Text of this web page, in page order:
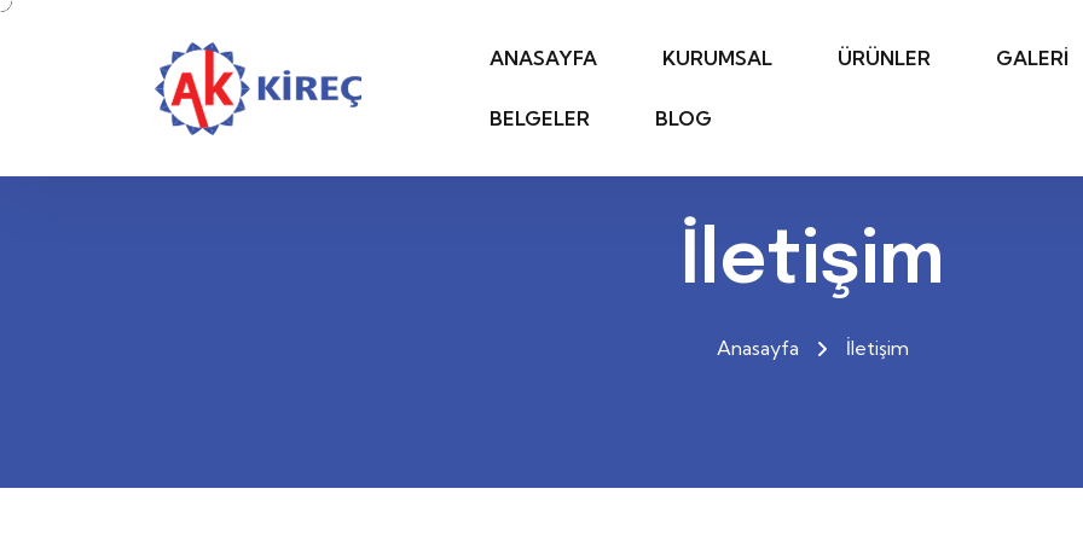
ANASAYFA KURUMSAL ÜRÜNLER GALERİ
BELGELER BLOG
İletişim
Anasayfa İletişim